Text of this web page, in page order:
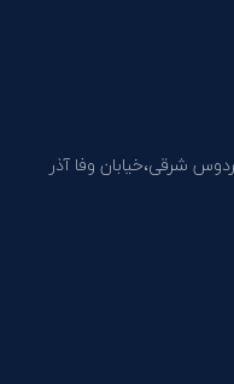
شرقی،خیابان وفا آذر